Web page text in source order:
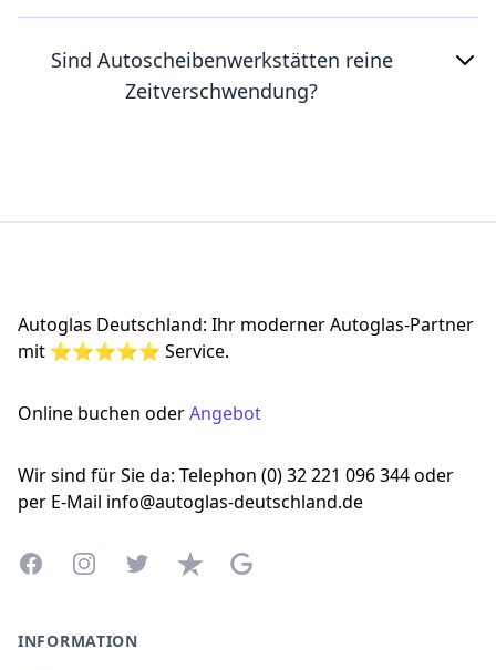
Sind Autoscheibenwerkstätten reine
Zeitverschwendung?
Autoglas Deutschland: Ihr moderner Autoglas-Partner
mit ⭐⭐⭐⭐⭐ Service.
Online buchen oderAngebot
Wir sind für Sie da: Telephon (0) 32 221 096 344 oder
per E-Mail info@autoglas-deutschland.de
FacebookInstagramTwitterTrustpilotGoogle Business Profile
INFORMATION